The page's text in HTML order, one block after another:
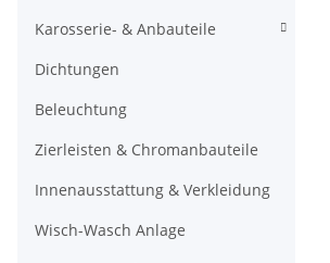
Karosserie- & Anbauteile
Dichtungen
Beleuchtung
Zierleisten & Chromanbauteile
Innenausstattung & Verkleidung
Wisch-Wasch Anlage